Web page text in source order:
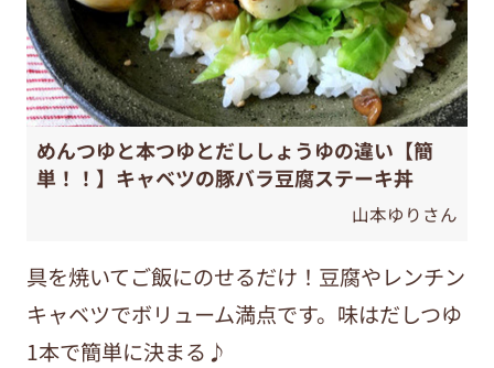
めんつゆと本つゆとだししょうゆの違い【簡
単！！】キャベツの豚バラ豆腐ステーキ丼
山本ゆりさん
具を焼いてご飯にのせるだけ！豆腐やレンチン
キャベツでボリューム満点です。味はだしつゆ
1本で簡単に決まる♪